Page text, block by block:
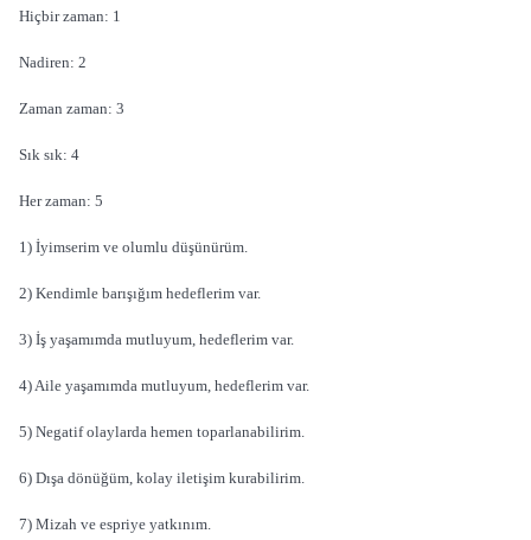
Hiçbir zaman: 1
Nadiren: 2
Zaman zaman: 3
Sık sık: 4
Her zaman: 5
1) İyimserim ve olumlu düşünürüm.
2) Kendimle barışığım hedeflerim var.
3) İş yaşamımda mutluyum, hedeflerim var.
4) Aile yaşamımda mutluyum, hedeflerim var.
5) Negatif olaylarda hemen toparlanabilirim.
6) Dışa dönüğüm, kolay iletişim kurabilirim.
7) Mizah ve espriye yatkınım.